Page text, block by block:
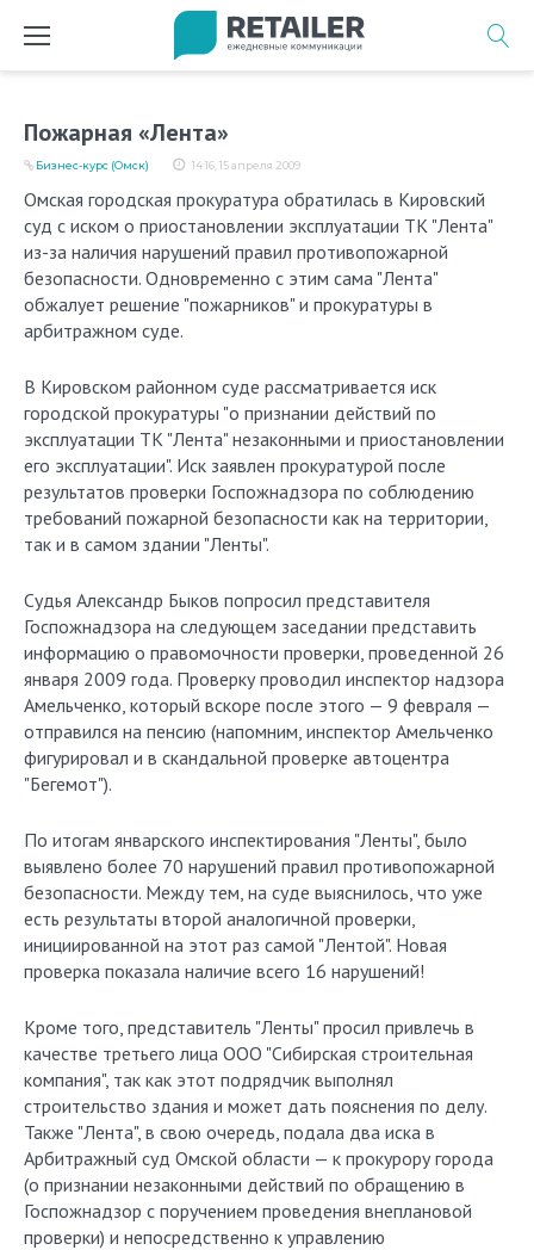
Пожарная «Лента»
14:16, 15 апреля 2009
Бизнес-курс (Омск)
Омская городская прокуратура обратилась в Кировский
суд с иском о приостановлении эксплуатации ТК "Лента"
из-за наличия нарушений правил противопожарной
безопасности. Одновременно с этим сама "Лента"
обжалует решение "пожарников" и прокуратуры в
арбитражном суде.
В Кировском районном суде рассматривается иск
городской прокуратуры "о признании действий по
эксплуатации ТК "Лента" незаконными и приостановлении
его эксплуатации". Иск заявлен прокуратурой после
результатов проверки Госпожнадзора по соблюдению
требований пожарной безопасности как на территории,
так и в самом здании "Ленты".
Судья Александр Быков попросил представителя
Госпожнадзора на следующем заседании представить
информацию о правомочности проверки, проведенной 26
января 2009 года. Проверку проводил инспектор надзора
Амельченко, который вскоре после этого — 9 февраля —
отправился на пенсию (напомним, инспектор Амельченко
фигурировал и в скандальной проверке автоцентра
"Бегемот").
По итогам январского инспектирования "Ленты", было
выявлено более 70 нарушений правил противопожарной
безопасности. Между тем, на суде выяснилось, что уже
есть результаты второй аналогичной проверки,
инициированной на этот раз самой "Лентой". Новая
проверка показала наличие всего 16 нарушений!
Кроме того, представитель "Ленты" просил привлечь в
качестве третьего лица ООО "Сибирская строительная
компания", так как этот подрядчик выполнял
строительство здания и может дать пояснения по делу.
Также "Лента", в свою очередь, подала два иска в
Арбитражный суд Омской области — к прокурору города
(о признании незаконными действий по обращению в
Госпожнадзор с поручением проведения внеплановой
проверки) и непосредственно к управлению